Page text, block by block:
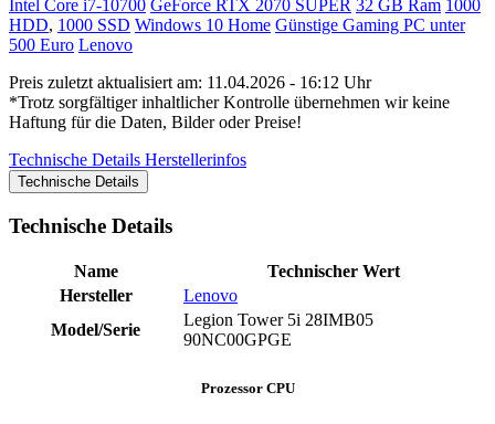
Intel Core i7-10700 GeForce RTX 2070 SUPER 32 GB Ram 1000
HDD, 1000 SSD Windows 10 Home Günstige Gaming PC unter
500 Euro Lenovo
Preis zuletzt aktualisiert am: 11.04.2026 - 16:12 Uhr
*Trotz sorgfältiger inhaltlicher Kontrolle übernehmen wir keine
Haftung für die Daten, Bilder oder Preise!
Technische Details Herstellerinfos
Technische Details
Technische Details
Name
Technischer Wert
Hersteller
Lenovo
Model/Serie
‎Legion Tower 5i 28IMB05
‎90NC00GPGE
Prozessor CPU